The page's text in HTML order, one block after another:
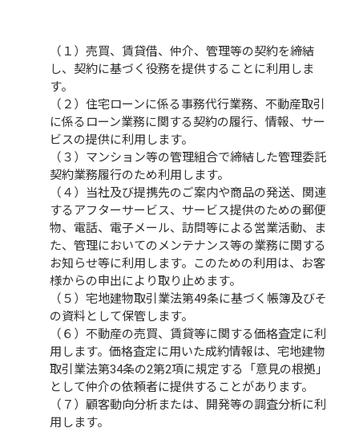
（１）売買、賃貸借、仲介、管理等の契約を締結
し、契約に基づく役務を提供することに利用しま
す。
（２）住宅ローンに係る事務代行業務、不動産取引
に係るローン業務に関する契約の履行、情報、サー
ビスの提供に利用します。
（３）マンション等の管理組合で締結した管理委託
契約業務履行のため利用します。
（４）当社及び提携先のご案内や商品の発送、関連
するアフターサービス、サービス提供のための郵便
物、電話、電子メール、訪問等による営業活動、ま
た、管理においてのメンテナンス等の業務に関する
お知らせ等に利用します。このための利用は、お客
様からの申出により取り止めます。
（５）宅地建物取引業法第49条に基づく帳簿及びそ
の資料として保管します。
（６）不動産の売買、賃貸等に関する価格査定に利
用します。価格査定に用いた成約情報は、宅地建物
取引業法第34条の2第2項に規定する「意見の根拠」
として仲介の依頼者に提供することがあります。
（７）顧客動向分析または、開発等の調査分析に利
用します。